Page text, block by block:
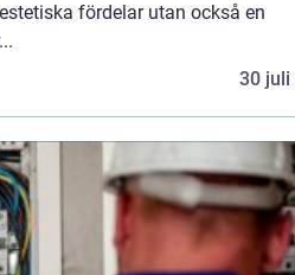
fördelar utan också en
30 juli